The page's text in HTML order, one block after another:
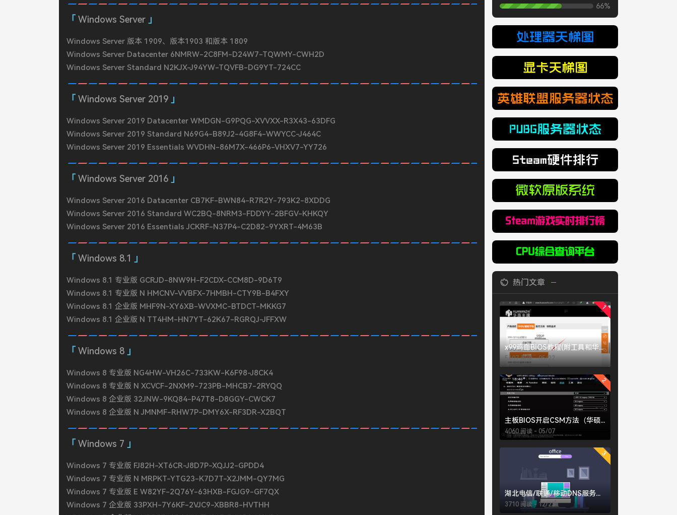
Windows Server
Windows Server 版本 1909、版本1903 和版本 1809
Windows Server Datacenter 6NMRW-2C8FM-D24W7-TQWMY-CWH2D
Windows Server Standard N2KJX-J94YW-TQVFB-DG9YT-724CC
Windows Server 2019
Windows Server 2019 Datacenter WMDGN-G9PQG-XVVXX-R3X43-63DFG
Windows Server 2019 Standard N69G4-B89J2-4G8F4-WWYCC-J464C
Windows Server 2019 Essentials WVDHN-86M7X-466P6-VHXV7-YY726
Windows Server 2016
Windows Server 2016 Datacenter CB7KF-BWN84-R7R2Y-793K2-8XDDG
Windows Server 2016 Standard WC2BQ-8NRM3-FDDYY-2BFGV-KHKQY
Windows Server 2016 Essentials JCKRF-N37P4-C2D82-9YXRT-4M63B
Windows 8.1
Windows 8.1 专业版 GCRJD-8NW9H-F2CDX-CCM8D-9D6T9
Windows 8.1 专业版 N HMCNV-VVBFX-7HMBH-CTY9B-B4FXY
Windows 8.1 企业版 MHF9N-XY6XB-WVXMC-BTDCT-MKKG7
Windows 8.1 企业版 N TT4HM-HN7YT-62K67-RGRQJ-JFFXW
Windows 8
Windows 8 专业版 NG4HW-VH26C-733KW-K6F98-J8CK4
Windows 8 专业版 N XCVCF-2NXM9-723PB-MHCB7-2RYQQ
Windows 8 企业版 32JNW-9KQ84-P47T8-D8GGY-CWCK7
Windows 8 企业版 N JMNMF-RHW7P-DMY6X-RF3DR-X2BQT
Windows 7
Windows 7 专业版 FJ82H-XT6CR-J8D7P-XQJJ2-GPDD4
Windows 7 专业版 N MRPKT-YTG23-K7D7T-X2JMM-QY7MG
Windows 7 专业版 E W82YF-2Q76Y-63HXB-FGJG9-GF7QX
Windows 7 企业版 33PXH-7Y6KF-2VJC9-XBBR8-HVTHH
66%
热门文章
1
x99鸡血BIOS教程(附工具和华南X99-QD3鸡血BIOS下载)
5407 阅读 - 05/22
2
主板BIOS开启CSM方法（华硕、微星、技嘉）
4060 阅读 - 05/07
3
湖北电信/联通/移动DNS服务器地址大全
3710 阅读 - 12/23